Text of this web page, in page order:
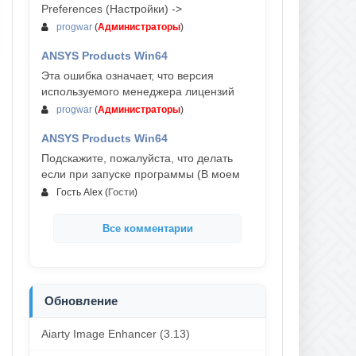
Preferences (Настройки) ->
progwar (Администраторы)
ANSYS Products Win64
Эта ошибка означает, что версия
используемого менеджера лицензий
progwar (Администраторы)
ANSYS Products Win64
Подскажите, пожалуйста, что делать
если при запуске программы (В моем
Гость Alex (Гости)
Все комментарии
Обновление
Aiarty Image Enhancer (3.13)